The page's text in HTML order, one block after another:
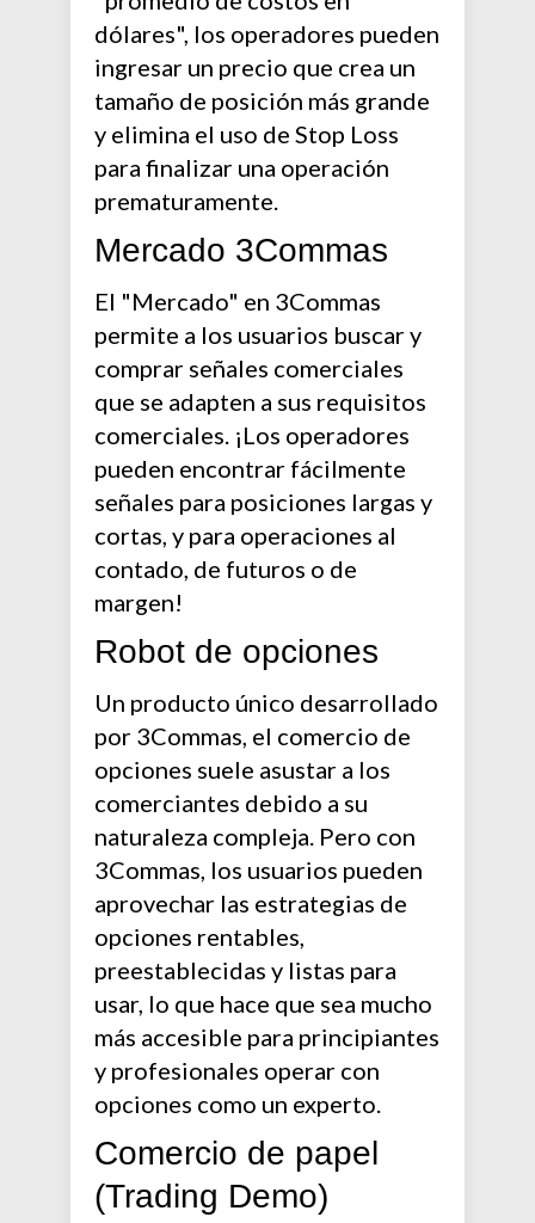
dólares", los operadores pueden
ingresar un precio que crea un
tamaño de posición más grande
y elimina el uso de Stop Loss
para finalizar una operación
prematuramente.
Mercado 3Commas
El "Mercado" en 3Commas
permite a los usuarios buscar y
comprar señales comerciales
que se adapten a sus requisitos
comerciales. ¡Los operadores
pueden encontrar fácilmente
señales para posiciones largas y
cortas, y para operaciones al
contado, de futuros o de
margen!
Robot de opciones
Un producto único desarrollado
por 3Commas, el comercio de
opciones suele asustar a los
comerciantes debido a su
naturaleza compleja. Pero con
3Commas, los usuarios pueden
aprovechar las estrategias de
opciones rentables,
preestablecidas y listas para
usar, lo que hace que sea mucho
más accesible para principiantes
y profesionales operar con
opciones como un experto.
Comercio de papel
(Trading Demo)